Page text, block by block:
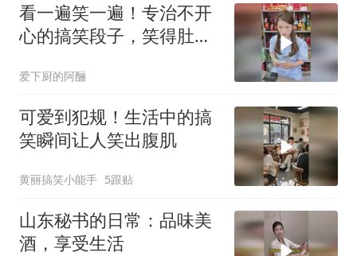
看一遍笑一遍！专治不开
心的搞笑段子，笑得肚子
爱下厨的阿酾
可爱到犯规！生活中的搞
笑瞬间让人笑出腹肌
黄丽搞笑小能手 5跟贴
山东秘书的日常：品味美
酒，享受生活